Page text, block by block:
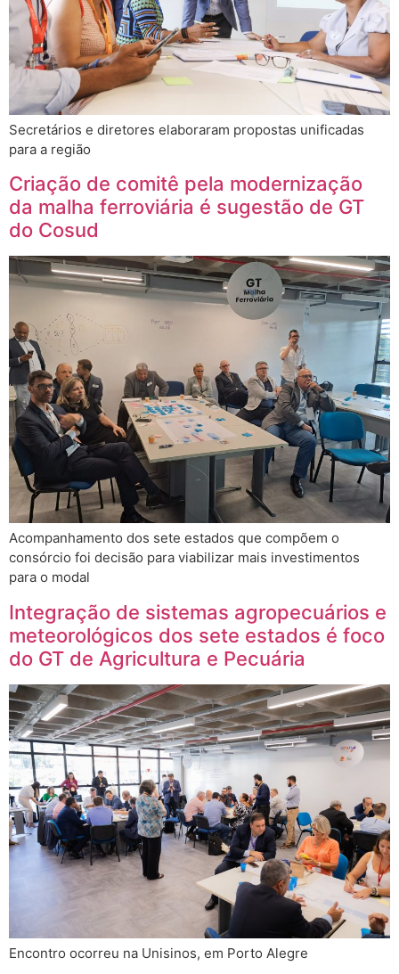
Secretários e diretores elaboraram propostas unificadas
para a região
Criação de comitê pela modernização
da malha ferroviária é sugestão de GT
do Cosud
Acompanhamento dos sete estados que compõem o
consórcio foi decisão para viabilizar mais investimentos
para o modal
Integração de sistemas agropecuários e
meteorológicos dos sete estados é foco
do GT de Agricultura e Pecuária
Encontro ocorreu na Unisinos, em Porto Alegre